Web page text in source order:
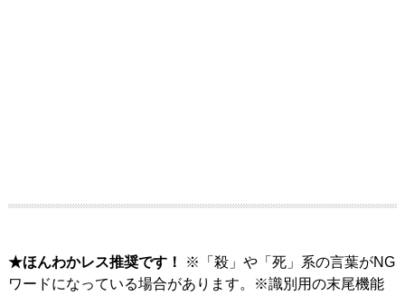
★ほんわかレス推奨です！
※「殺」や「死」系の言葉がNG
ワードになっている場合があります。※識別用の末尾機能